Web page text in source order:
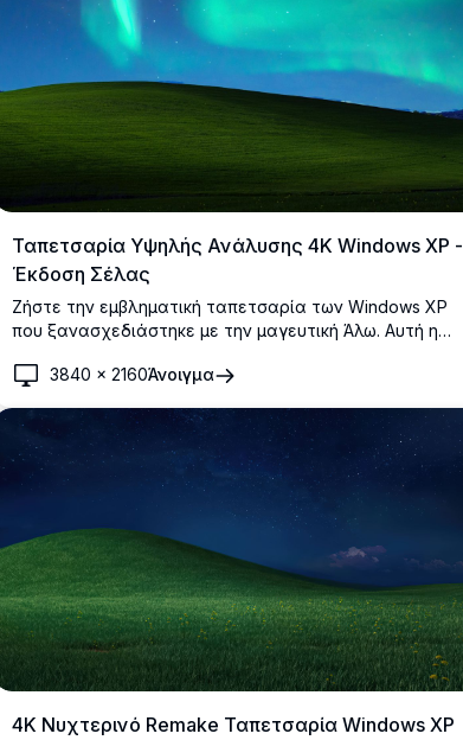
Ταπετσαρία Υψηλής Ανάλυσης 4K Windows XP -
Έκδοση Σέλας
Ζήστε την εμβληματική ταπετσαρία των Windows XP
που ξανασχεδιάστηκε με την μαγευτική Άλω. Αυτή η
πράσινο λόφο κάτω από έναν ζωντανό νυχτερινό
φέρνοντας μια πινελιά φυσικής ομορφιάς και ηρεμίας
στην οθόνη σας.
3840 ×2160Άνοιγμα
4K Νυχτερινό Remake Ταπετσαρία Windows XP